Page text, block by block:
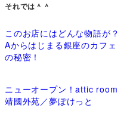
それでは＾＾
このお店にはどんな物語が？
Aからはじまる銀座のカフェ
の秘密！
ニューオープン！attic room
靖國外苑／夢ぽけっと